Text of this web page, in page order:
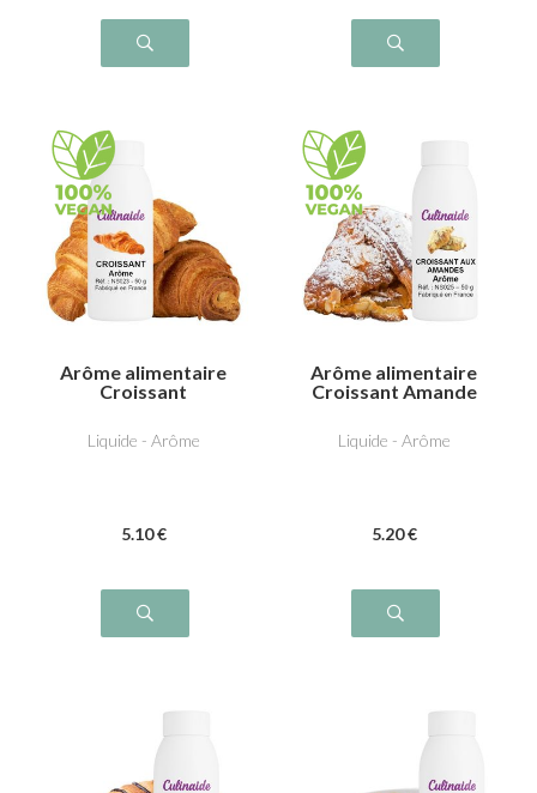
Arôme alimentaire
Croissant
Liquide - Arôme
5.10 €
Arôme alimentaire
Croissant Amande
Liquide - Arôme
5.20 €